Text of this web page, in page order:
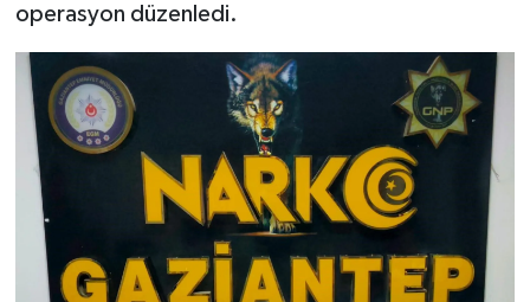
operasyon düzenledi.
Video Haber
Yaşam
Yeme-İçme